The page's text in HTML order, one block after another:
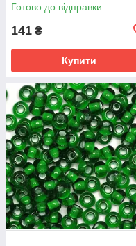
Готово до відправки
141 ₴
Купити